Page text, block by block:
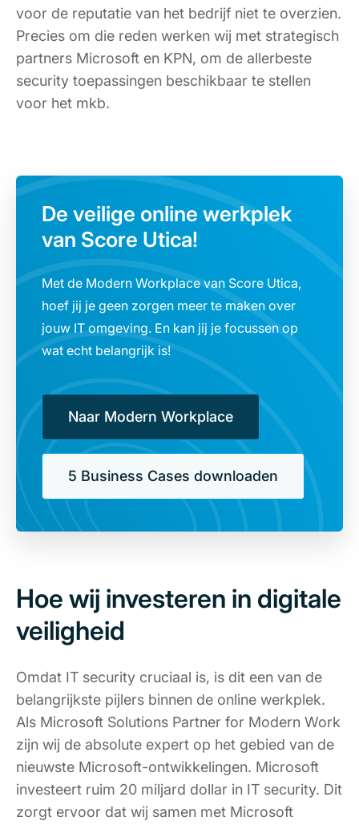
voor de reputatie van het bedrijf niet te overzien.
Precies om die reden werken wij met strategisch
partners Microsoft en KPN, om de allerbeste
security toepassingen beschikbaar te stellen
voor het mkb.
De veilige online werkplek
van Score Utica!
Met de Modern Workplace van Score Utica,
hoef jij je geen zorgen meer te maken over
jouw IT omgeving. En kan jij je focussen op
wat echt belangrijk is!
Naar Modern Workplace
5 Business Cases downloaden
Hoe wij investeren in digitale
veiligheid
Omdat IT security cruciaal is, is dit een van de
belangrijkste pijlers binnen de online werkplek.
Als Microsoft Solutions Partner for Modern Work
zijn wij de absolute expert op het gebied van de
nieuwste Microsoft-ontwikkelingen. Microsoft
investeert ruim 20 miljard dollar in IT security. Dit
zorgt ervoor dat wij samen met Microsoft